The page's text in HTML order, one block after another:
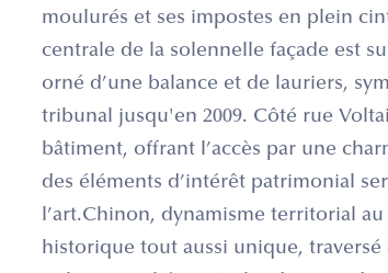
moulurés et ses impostes en plein
centrale de la solennelle façade est
orné d’une balance et de lauriers,
tribunal jusqu'en 2009. Côté rue
bâtiment, offrant l’accès par une
des éléments d’intérêt patrimonial
l’art.Chinon, dynamisme territorial
historique tout aussi unique,